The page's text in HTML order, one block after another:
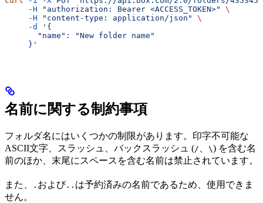
     -H
"authorization: Bearer <ACCESS_TOKEN>"
\
     -H
"content-type: application/json"
\
     -d
'{
       "name": "New folder name"
     }'
名前に関する制約事項
フォルダ名にはいくつかの制限があります。印字不可能な
ASCII文字、スラッシュ、バックスラッシュ (/ \) を含む名
前のほか、末尾にスペースを含む名前は禁止されています。
また、 . および .. は予約済みの名前であるため、使用できま
せん。